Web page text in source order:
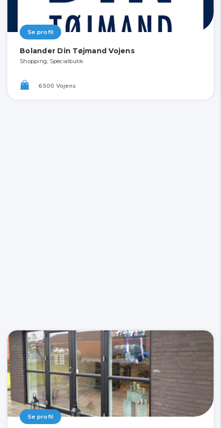
Se profil
Bolander Din Tøjmand Vojens
Shopping, Specialbutik
6500 Vojens
Se profil